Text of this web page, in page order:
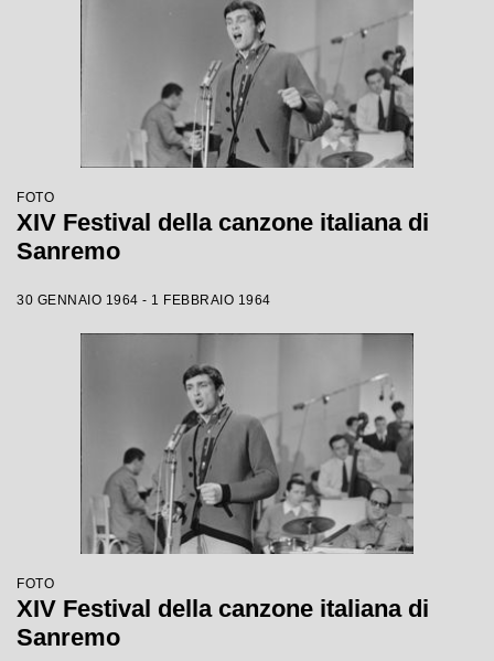
FOTO
XIV Festival della canzone italiana di
Sanremo
30 GENNAIO 1964 - 1 FEBBRAIO 1964
FOTO
XIV Festival della canzone italiana di
Sanremo